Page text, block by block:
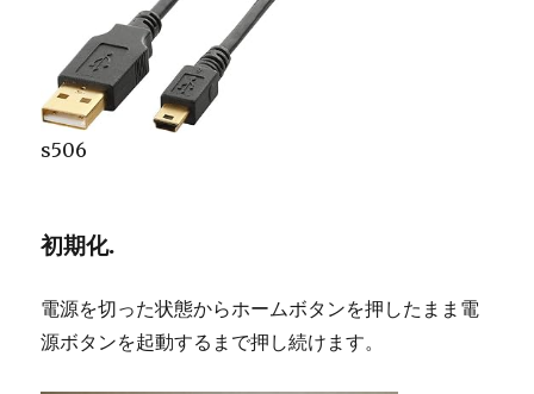
s506
初期化.
電源を切った状態からホームボタンを押したまま電
源ボタンを起動するまで押し続けます。